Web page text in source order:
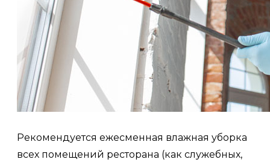
Рекомендуется ежесменная влажная уборка
всех помещений ресторана (как служебных,